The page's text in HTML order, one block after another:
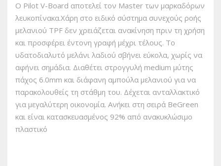
Ο Pilot V-Board αποτελεί τον Master των μαρκαδόρων
λευκοπίνακα.Χάρη στο ειδικό σύστημα συνεχούς ροής
μελανιού TPF δεν χρειάζεται ανακίνηση πριν τη χρήση
και προσφέρει έντονη γραφή μέχρι τέλους. Το
υδατοδιαλυτό μελάνι λαδιού σβήνει εύκολα, χωρίς να
αφήνει σημάδια. Διαθέτει στρογγυλή medium μύτης
πάχος 6.0mm και διάφανη αμπούλα μελανιού για να
παρακολουθείς τη στάθμη του. Δέχεται ανταλλακτικό
για μεγαλύτερη οικονομία. Ανήκει στη σειρά BeGreen
και είναι κατασκευασμένος 92% από ανακυκλώσιμο
πλαστικό